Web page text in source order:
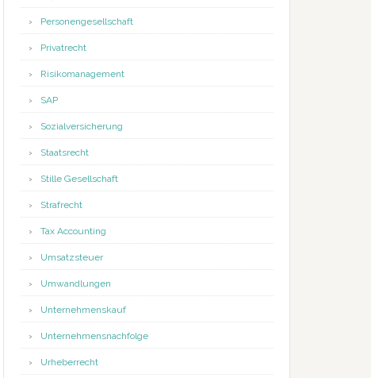
Personengesellschaft
Privatrecht
Risikomanagement
SAP
Sozialversicherung
Staatsrecht
Stille Gesellschaft
Strafrecht
Tax Accounting
Umsatzsteuer
Umwandlungen
Unternehmenskauf
Unternehmensnachfolge
Urheberrecht